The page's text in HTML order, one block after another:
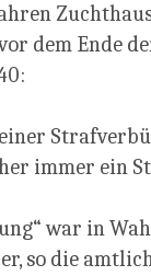
dem Ende
immer ein
war in
so die